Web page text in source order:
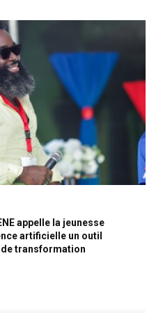
appelle la jeunesse
artificielle un outil
de transformation